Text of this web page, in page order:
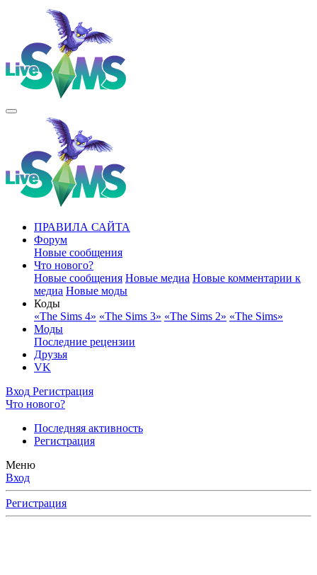
ПРАВИЛА САЙТА
Форум
Новые сообщения
Что нового?
Новые сообщения Новые медиа Новые комментарии к
медиа Новые моды
Коды
«The Sims 4» «The Sims 3» «The Sims 2» «The Sims»
Моды
Последние рецензии
Друзья
VK
Вход Регистрация
Что нового?
Последняя активность
Регистрация
Меню
Вход
Регистрация